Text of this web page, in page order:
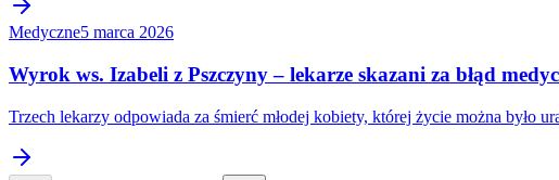
Medyczne5 marca 2026
Wyrok ws. Izabeli z Pszczyny – lekarze skazani za błąd
Trzech lekarzy odpowiada za śmierć młodej kobiety, której życie można